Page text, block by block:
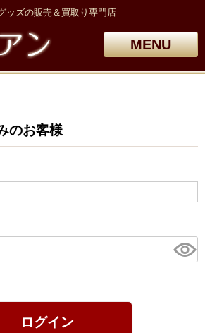
ッズの販売＆買取り専門店
MENU
のお客様
ログイン